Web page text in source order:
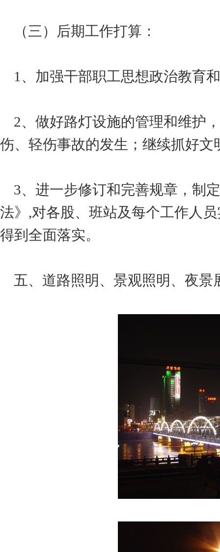
（三）后期工作打算：
1、加强干部职工思想政治教育
2、做好路灯设施的管理和维护
伤、轻伤事故的发生；继续抓好文
3、进一步修订和完善规章，制
法》,对各股、班站及每个工作人
得到全面落实。
五、道路照明、景观照明、夜景